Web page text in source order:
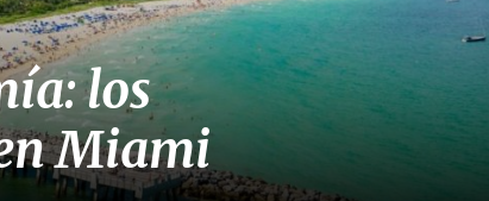
los
Miami